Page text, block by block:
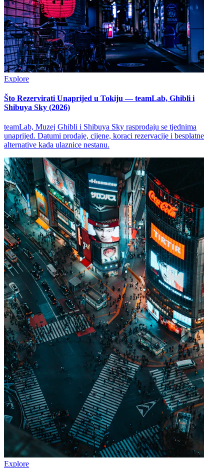
Explore
Što Rezervirati Unaprijed u Tokiju — teamLab, Ghibli i
Shibuya Sky (2026)
teamLab, Muzej Ghibli i Shibuya Sky rasprodaju se tjednima
unaprijed. Datumi prodaje, cijene, koraci rezervacije i besplatne
alternative kada ulaznice nestanu.
Explore